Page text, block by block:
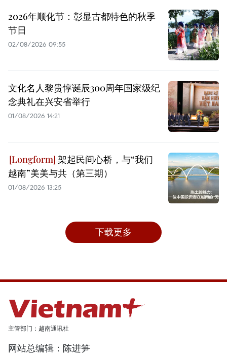
2026年顺化节：彰显古都特色的秋季
节日
02/08/2026 09:55
文化名人黎贵惇诞辰300周年国家级纪
念典礼在兴安省举行
01/08/2026 14:21
架起民间心桥，与“我们
越南”美美与共（第三期）
01/08/2026 13:25
下载更多
主管部门：越南通讯社
网站总编辑：陈进笋